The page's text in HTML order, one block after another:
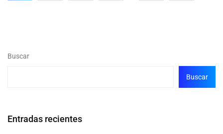
Buscar
Buscar
Entradas recientes